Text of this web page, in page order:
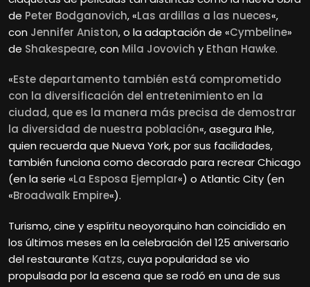
de Peter Bodganovich, «Las ardillas a las nueces«,
con Jennifer Aniston, o la adaptación de «Cymbeline»
de Shakespeare, con Mila Jovovich y Ethan Hawke.
«Este departamento también está comprometido
con la diversificación del entretenimiento en la
ciudad, que es la manera más precisa de demostrar
la diversidad de nuestra población«, asegura Ihle,
quien recuerda que Nueva York, por sus facilidades,
también funciona como decorado para recrear Chicago
(en la serie «La Esposa Ejemplar«) o Atlantic City (en
«Broadwalk Empire«).
Turismo, cine y espíritu neoyorquino han coincidido en
los últimos meses en la celebración del 125 aniversario
del restaurante Katzs, cuya popularidad se vio
propulsada por la escena que se rodó en una de sus